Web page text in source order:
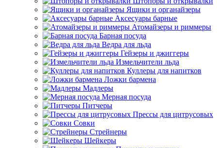
Ящики и органайзеры
Аксесуары барные
Атомайзеры и риммеры
Барная посуда
Ведра для льда
Гейзеры и джиггеры
Измельчители льда
Куллеры для напитков
Ложки бармена
Мадлеры
Мерная посуда
Питчеры
Прессы для цитрусовых
Совки
Стрейнеры
Шейкеры